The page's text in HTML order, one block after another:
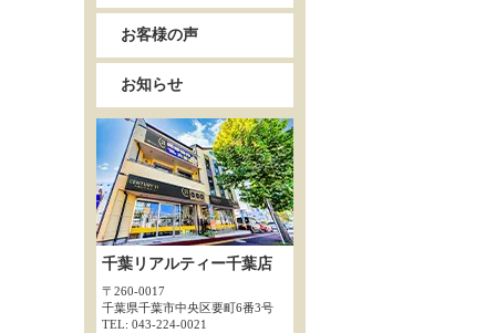
お客様の声
お知らせ
千葉リアルティー千葉店
〒260-0017
千葉県千葉市中央区要町6番3号
TEL: 043-224-0021